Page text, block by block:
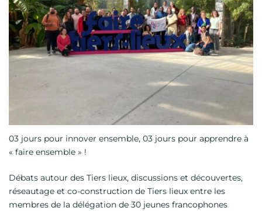
03 jours pour innover ensemble, 03 jours pour apprendre à
« faire ensemble » !
Débats autour des Tiers lieux, discussions et découvertes,
réseautage et co-construction de Tiers lieux entre les
membres de la délégation de 30 jeunes francophones